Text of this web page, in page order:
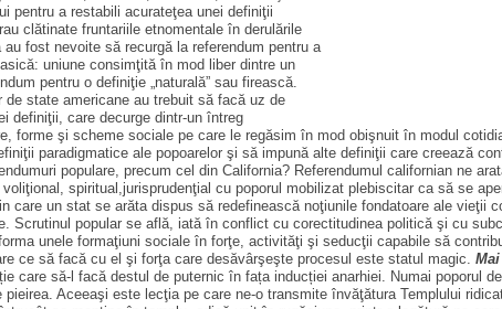
pentru a restabili acurateţea unei definiţii
clătinate fruntariile etnomentale în derulările
fost nevoite să recurgă la referendum pentru a
uniune consimţită în mod liber dintre un
pentru o definiţie „naturală” sau firească.
de state americane au trebuit să facă uz de
definiţii, care decurge dintr-un întreg
forme şi scheme sociale pe care le regăsim în mod obişnuit în modul
paradigmatice ale popoarelor şi să impună alte definiţii care creează
populare, precum cel din California? Referendumul californian ne
spiritual,jurisprudenţial cu poporul mobilizat plebiscitar ca să se
care un stat se arăta dispus să redefinească noţiunile fondatoare ale
Scrutinul popular se află, iată în conflict cu corectitudinea politică şi cu
unele formaţiuni sociale în forţe, activităţi şi seducţii capabile să
ce să facă cu el şi forţa care desăvârşeşte procesul este statul magic.
care să-l facă destul de puternic în fața inducției anarhiei. Numai poporul
Aceeaşi este lecţia pe care ne-o transmite învăţătura Templului